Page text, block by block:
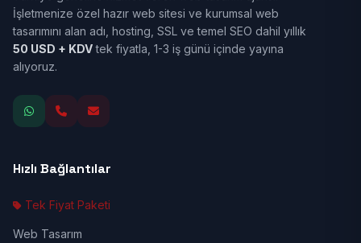
İşletmenize özel hazır web sitesi ve kurumsal web
tasarımını alan adı, hosting, SSL ve temel SEO dahil yıllık
50 USD + KDVtek fiyatla, 1-3 iş günü içinde yayına
alıyoruz.
Hızlı Bağlantılar
Tek Fiyat Paketi
Web Tasarım